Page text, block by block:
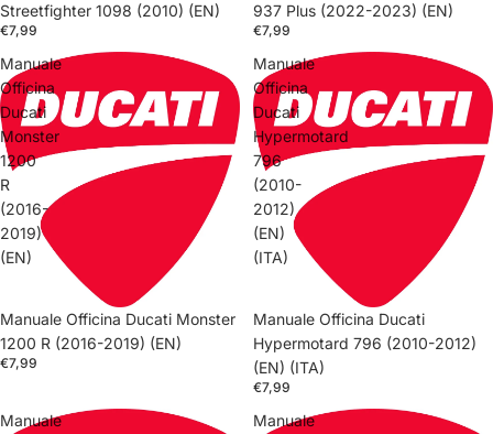
Streetfighter 1098 (2010) (EN)
€7,99
937 Plus (2022-2023) (EN)
€7,99
Manuale
Officina
Ducati
Monster
1200
R
(2016-
2019)
(EN)
Manuale Officina Ducati Monster
1200 R (2016-2019) (EN)
€7,99
Manuale
Officina
Ducati
Hypermotard
796
(2010-
2012)
(EN)
(ITA)
Manuale Officina Ducati
Hypermotard 796 (2010-2012)
(EN) (ITA)
€7,99
Manuale
Manuale